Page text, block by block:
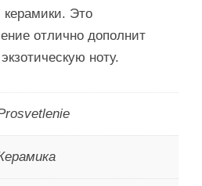
керамики. Это
отлично дополнит
ноту.